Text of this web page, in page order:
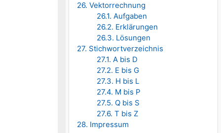
26. Vektorrechnung
26.1. Aufgaben
26.2. Erklärungen
26.3. Lösungen
27. Stichwortverzeichnis
27.1. A bis D
27.2. E bis G
27.3. H bis L
27.4. M bis P
27.5. Q bis S
27.6. T bis Z
28. Impressum